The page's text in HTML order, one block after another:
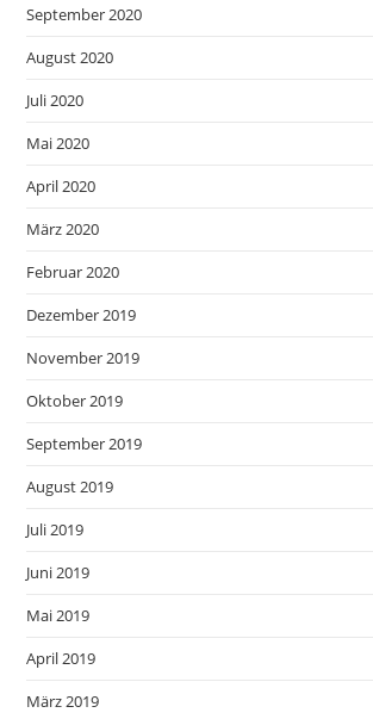
September 2020
August 2020
Juli 2020
Mai 2020
April 2020
März 2020
Februar 2020
Dezember 2019
November 2019
Oktober 2019
September 2019
August 2019
Juli 2019
Juni 2019
Mai 2019
April 2019
März 2019